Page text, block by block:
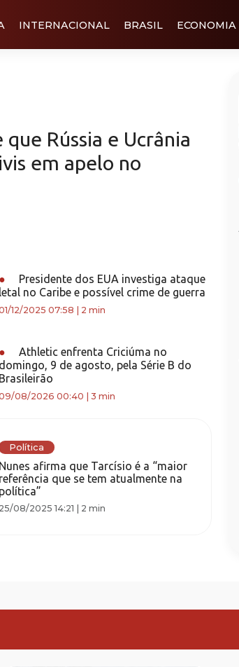
INTERNACIONAL BRASIL ECONOMIA
Rússia e Ucrânia
em apelo no
●
Presidente dos EUA investiga ataque
letal no Caribe e possível crime de guerra
12/2025 07:58 2 min
●
Athletic enfrenta Criciúma no
domingo, 9 de agosto, pela Série B do
Brasileirão
08/2026 00:40 3 min
Política
Nunes afirma que Tarcísio é a “maior
referência que se tem atualmente na
política”
25/08/2025 14:21 | 2 min